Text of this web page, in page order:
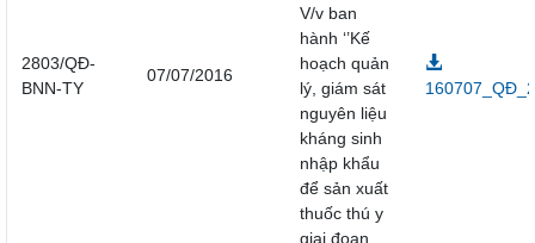
2803/QĐ-
BNN-TY
07/07/2016
V/v ban
hành ‘’Kế
hoạch quản
lý, giám sát
nguyên liệu
kháng sinh
nhập khẩu
để sản xuất
thuốc thú y
giai đoạn